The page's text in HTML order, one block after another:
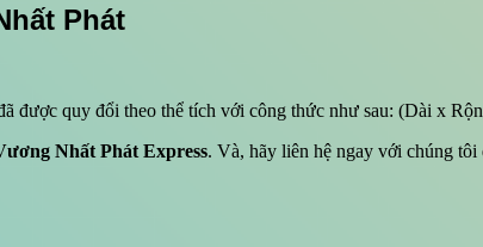
Phát
được quy đổi theo thể tích với công thức như sau: (Dài x
Nhất Phát Express. Và, hãy liên hệ ngay với chúng